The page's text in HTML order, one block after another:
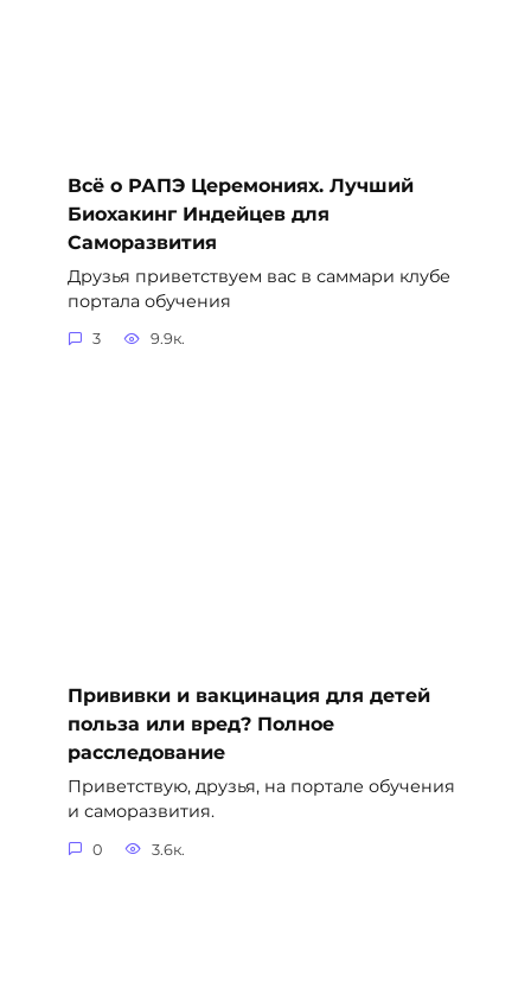
Всё о РАПЭ Церемониях. Лучший
Биохакинг Индейцев для
Саморазвития
Друзья приветствуем вас в саммари клубе
портала обучения
3 9.9к.
Прививки и вакцинация для детей
польза или вред? Полное
расследование
Приветствую, друзья, на портале обучения
и саморазвития.
0 3.6к.